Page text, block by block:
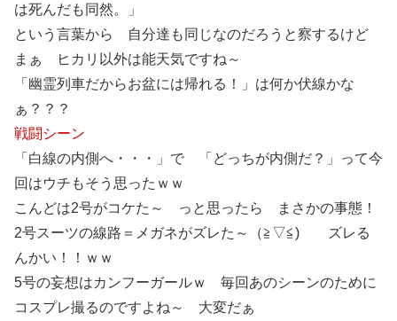
は死んだも同然。」
という言葉から 自分達も同じなのだろうと察するけど
まぁ ヒカリ以外は能天気ですね～
「幽霊列車だからお盆には帰れる！」は何か伏線かな
ぁ？？？
戦闘シーン
「白線の内側へ・・・」で 「どっちが内側だ？」って今
回はウチもそう思ったｗｗ
こんどは2号がコケた～ っと思ったら まさかの事態！
2号スーツの線路＝メガネがズレた～（≧▽≦) ズレる
んかい！！ｗｗ
5号の妄想はカンフーガールｗ 毎回あのシーンのために
コスプレ撮るのですよね～ 大変だぁ